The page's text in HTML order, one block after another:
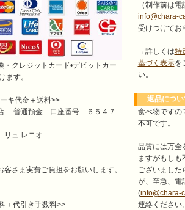
・クレジットカード•デビットカー
ます。
キ代金＋送料>>
普通預金 口座番号 ６５４７
ュ レニオ
さま実費ご負担をお願いします。
＋代引き手数料>>
（制作前は
info@chara-
受けつけてお
→詳しくは特
基づく表示を
い。
返品につい
食べ物ですの
不可です。
品質には万全
ますがもしも
ございました
が、至急、電
(info@chara-
連絡ください